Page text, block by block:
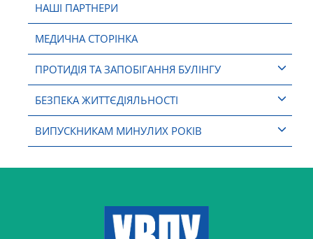
НАШІ ПАРТНЕРИ
МЕДИЧНА СТОРІНКА
ПРОТИДІЯ ТА ЗАПОБІГАННЯ БУЛІНГУ
БЕЗПЕКА ЖИТТЄДІЯЛЬНОСТІ
ВИПУСКНИКАМ МИНУЛИХ РОКІВ